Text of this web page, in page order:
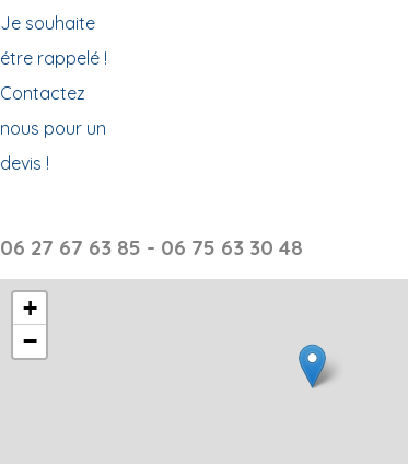
Je souhaite
étre rappelé !
Contactez
nous pour un
devis !
06 27 67 63 85 - 06 75 63 30 48
+
−